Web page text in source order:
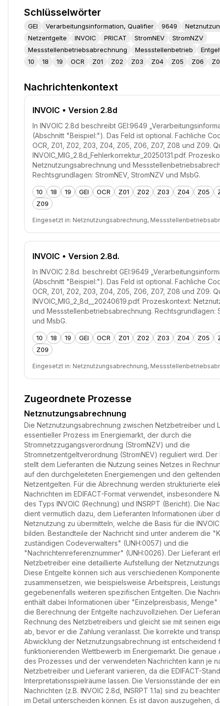
Schlüsselwörter
GEI Verarbeitungsinformation, Qualifier 9649
Netzentgelte
INVOIC PRICAT StromNEV
StromNZV
Messstellenbetriebsabrechnung
Messstellenbetrieb
10
18 19 OCR Z01 Z02 Z03 Z04 Z05 Z06
Nachrichtenkontext
INVOIC • Version 2.8d
In INVOIC 2.8d beschreibt GEI:9649
(Abschnitt "Beispiel:"). Das Feld ist optional. Fachliche
OCR, Z01, Z02, Z03, Z04, Z05, Z06, Z07, Z08 und Z09.
INVOIC_MIG_2.8d_Fehlerkorrektur_20250131.pdf.
Netznutzungsabrechnung und
Rechtsgrundlagen: StromNEV, StromNZV und MsbG.
10 18 19 GEI OCR Z01 Z02 Z03 Z04 Z05
Z09
Eingesetzt in: Netznutzungsabrechnung,
INVOIC • Version 2.8d.
In INVOIC 2.8d. beschreibt GEI:9649
(Abschnitt "Beispiel:"). Das Feld ist optional. Fachliche
OCR, Z01, Z02, Z03, Z04, Z05, Z06, Z07, Z08 und Z09.
INVOIC_MIG_2_8d__20240619.pdf. Prozeskontext:
und Messstellenbetriebsabrechnung. Rechtsgrundlagen:
und MsbG.
10 18 19 GEI OCR Z01 Z02 Z03 Z04 Z05
Z09
Eingesetzt in: Netznutzungsabrechnung,
Zugeordnete Prozesse
Netznutzungsabrechnung
Die Netznutzungsabrechnung zwischen Netzbetreiber und
essentieller Prozess im Energiemarkt, der durch die
Stromnetzzugangsverordnung (StromNZV) und die
Stromnetzentgeltverordnung (StromNEV) reguliert wird.
stellt dem Lieferanten die Nutzung seines Netzes in
auf den durchgeleiteten Energiemengen und den geltenden
Netzentgelten. Für die Abrechnung werden strukturierte
Nachrichten im EDIFACT-Format verwendet, insbesondere
des Typs INVOIC (Rechnung) und INSRPT (Bericht). Die
dient vermutlich dazu, dem Lieferanten Informationen über
Netznutzung zu übermitteln, welche die Basis für die
bilden. Bestandteile der Nachricht sind unter anderem die
zuständigen Codeverwalters" (UNH:0057) und die
"Nachrichtenreferenznummer" (UNH:0026). Der Lieferant
Netzbetreiber eine detaillierte Aufstellung der
Diese Entgelte können sich aus verschiedenen
zusammensetzen, wie beispielsweise Arbeitspreis,
gegebenenfalls weiteren spezifischen Entgelten. Die
enthält dabei Informationen über "Einzelpreisbasis, Menge"
die Berechnung der Entgelte nachzuvollziehen. Der
Rechnung des Netzbetreibers und gleicht sie mit seinen
ab, bevor er die Zahlung veranlasst. Die korrekte und
Abwicklung der Netznutzungsabrechnung ist entscheidend
funktionierenden Wettbewerb im Energiemarkt. Die genaue
des Prozesses und der verwendeten Nachrichten kann je
Netzbetreiber und Lieferant variieren, da die EDIFACT-
Interpretationsspielräume lassen. Die Versionsstände der
Nachrichten (z.B. INVOIC 2.8d, INSRPT 1.1a) sind zu
im Detail unterscheiden können. Es ist davon auszugehen,